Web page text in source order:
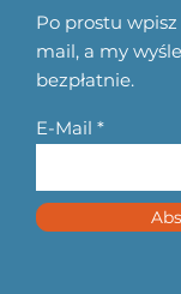
Po prostu
mail, a my
bezpłatnie.
E-Mail